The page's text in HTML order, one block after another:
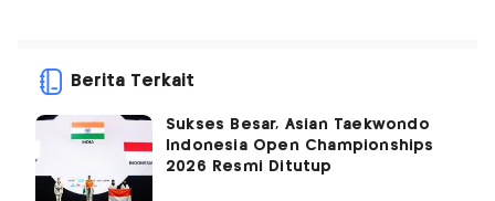
Berita Terkait
Sukses Besar, Asian Taekwondo
Indonesia Open Championships
2026 Resmi Ditutup